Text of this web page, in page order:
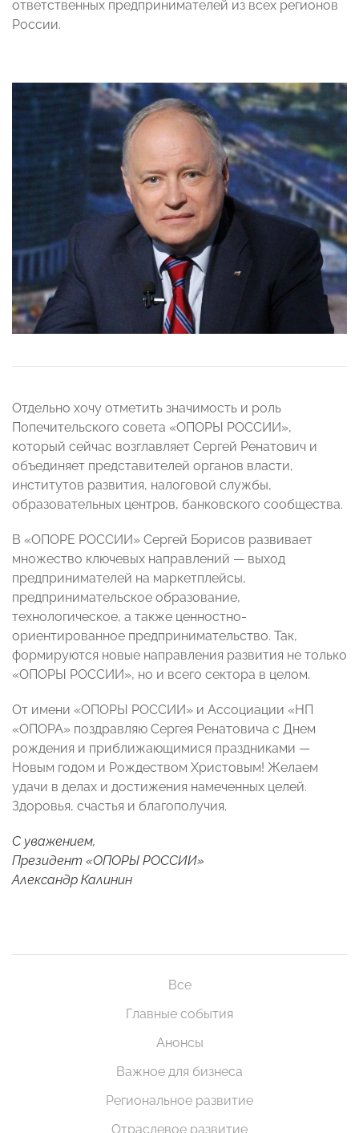
ответственных предпринимателей из всех регионов
России.
Отдельно хочу отметить значимость и роль
Попечительского совета «ОПОРЫ РОССИИ»,
который сейчас возглавляет Сергей Ренатович и
объединяет представителей органов власти,
институтов развития, налоговой службы,
образовательных центров, банковского сообщества.
В «ОПОРЕ РОССИИ» Сергей Борисов развивает
множество ключевых направлений — выход
предпринимателей на маркетплейсы,
предпринимательское образование,
технологическое, а также ценностно-
ориентированное предпринимательство. Так,
формируются новые направления развития не только
«ОПОРЫ РОССИИ», но и всего сектора в целом.
От имени «ОПОРЫ РОССИИ» и Ассоциации «НП
«ОПОРА» поздравляю Сергея Ренатовича с Днем
рождения и приближающимися праздниками —
Новым годом и Рождеством Христовым! Желаем
удачи в делах и достижения намеченных целей.
Здоровья, счастья и благополучия.
С уважением,
Президент «ОПОРЫ РОССИИ»
Александр Калинин
Все
Главные события
Анонсы
Важное для бизнеса
Региональное развитие
Отраслевое развитие